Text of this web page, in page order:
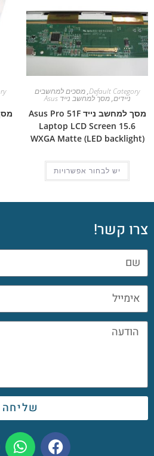
Default Category
,מסכים למחשבים
ניידים,מסך למחשב נייד Asus
מסך למחשב נייד Asus Pro 51F
Laptop LCD Screen 15.6
WXGA Matte (LED backlight)
יש לבחור אפשרויות
צרו קשר!
שליחה